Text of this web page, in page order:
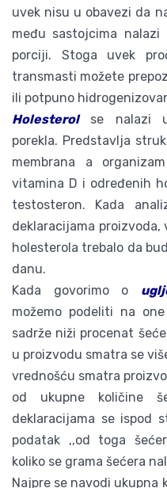
uvek nisu u obavezi da
među sastojcima
porciji. Stoga uvek
transmasti možete
ili potpuno
Holesterolse nalazi u
porekla. Predstavlja
membrana a
vitamina D i određenih
testosteron. Kada
deklaracijama proizvoda,
holesterola trebalo da
danu.
Kada govorimo o
možemo podeliti na
sadrže niži procenat
u proizvodu smatra se
vrednošću smatra
od ukupne količine
deklaracijama se ispod
podatak ,,od toga
koliko se grama šećera
Najpre se navodi